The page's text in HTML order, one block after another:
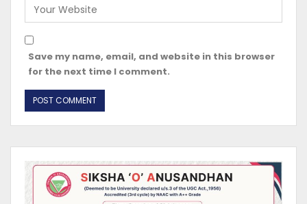
Save my name, email, and website in this browser
for the next time I comment.